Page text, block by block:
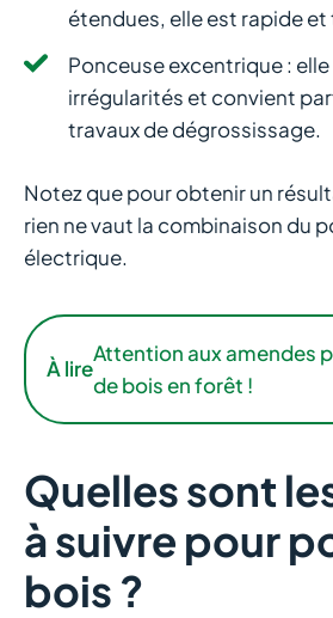
étendues, elle est rapide
Ponceuse excentrique : elle
irrégularités et convient
travaux de dégrossissage.
Notez que pour obtenir un
rien ne vaut la combinaison du
électrique.
À lire
Attention aux amendes
de bois en forêt !
Quelles sont
à suivre pour
bois ?